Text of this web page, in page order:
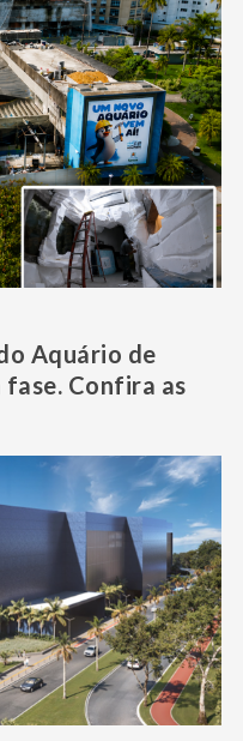
Aquário de
Confira as